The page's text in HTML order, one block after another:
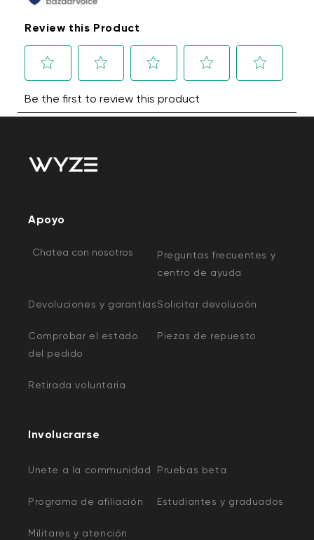
Apoyo
Chatea con nosotros
Preguntas frecuentes y
centro de ayuda
Devoluciones y garantíasSolicitar devolución
Comprobar el estado
del pedido
Piezas de repuesto
Retirada voluntaria
Involucrarse
Unete a la communidad Pruebas beta
Programa de afiliación Estudiantes y graduados
Militares y atención